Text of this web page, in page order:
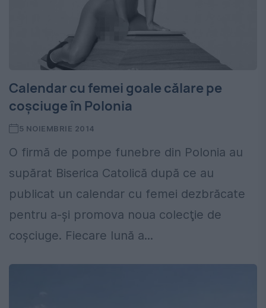
Calendar cu femei goale călare pe
coșciuge în Polonia
5 NOIEMBRIE 2014
O firmă de pompe funebre din Polonia au
supărat Biserica Catolică după ce au
publicat un calendar cu femei dezbrăcate
pentru a-şi promova noua colecţie de
coşciuge. Fiecare lună a...